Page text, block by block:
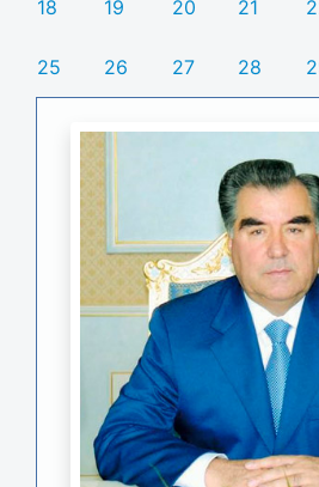
18 19 20 21
25 26 27 28